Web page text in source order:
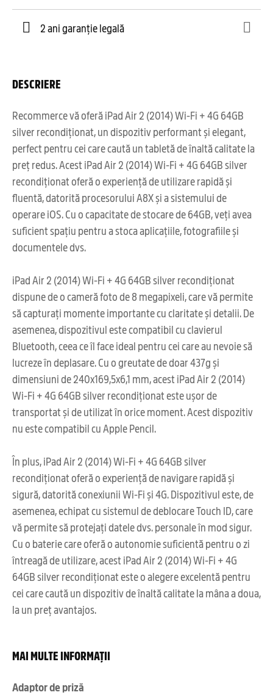
2 ani garanție legală
DESCRIERE
Recommerce vă oferă iPad Air 2 (2014) Wi-Fi + 4G 64GB
silver recondiționat, un dispozitiv performant și elegant,
perfect pentru cei care caută un tabletă de înaltă calitate la
preț redus. Acest iPad Air 2 (2014) Wi-Fi + 4G 64GB silver
recondiționat oferă o experiență de utilizare rapidă și
fluentă, datorită procesorului A8X și a sistemului de
operare iOS. Cu o capacitate de stocare de 64GB, veți avea
suficient spațiu pentru a stoca aplicațiile, fotografiile și
documentele dvs.
iPad Air 2 (2014) Wi-Fi + 4G 64GB silver recondiționat
dispune de o cameră foto de 8 megapixeli, care vă permite
să capturați momente importante cu claritate și detalii. De
asemenea, dispozitivul este compatibil cu clavierul
Bluetooth, ceea ce îl face ideal pentru cei care au nevoie să
lucreze în deplasare. Cu o greutate de doar 437g și
dimensiuni de 240x169,5x6,1 mm, acest iPad Air 2 (2014)
Wi-Fi + 4G 64GB silver recondiționat este ușor de
transportat și de utilizat în orice moment. Acest dispozitiv
nu este compatibil cu Apple Pencil.
În plus, iPad Air 2 (2014) Wi-Fi + 4G 64GB silver
recondiționat oferă o experiență de navigare rapidă și
sigură, datorită conexiunii Wi-Fi și 4G. Dispozitivul este, de
asemenea, echipat cu sistemul de deblocare Touch ID, care
vă permite să protejați datele dvs. personale în mod sigur.
Cu o baterie care oferă o autonomie suficientă pentru o zi
întreagă de utilizare, acest iPad Air 2 (2014) Wi-Fi + 4G
64GB silver recondiționat este o alegere excelentă pentru
cei care caută un dispozitiv de înaltă calitate la mâna a doua,
la un preț avantajos.
MAI MULTE INFORMAȚII
Adaptor de priză